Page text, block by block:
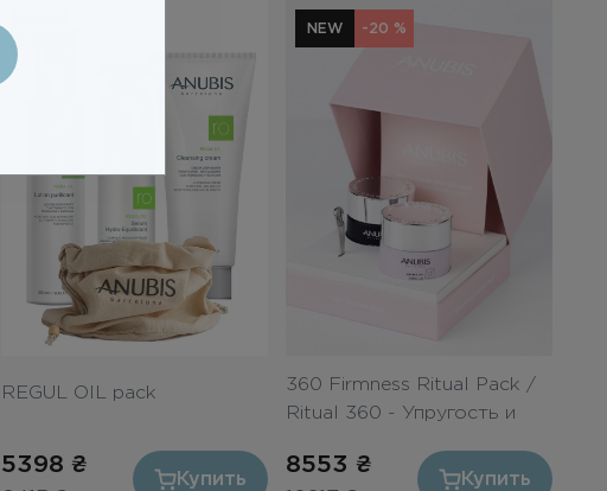
REGUL OIL pack
5398 ₴
Купить
-20 %
NEW
360 Firmness Ritual Pack /
Ritual 360 - Упругость и
8553 ₴
Купить